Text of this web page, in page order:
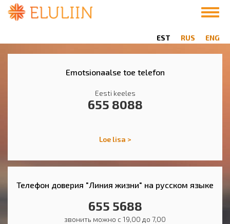
Liigu
edasi
EST
RUS ENG
Emotsionaalse toe telefon
Eesti keeles
655 8088
Loe lisa >
Телефон доверия "Линия жизни" на русском языке
655 5688
звонить можно с 19,00 до 7,00